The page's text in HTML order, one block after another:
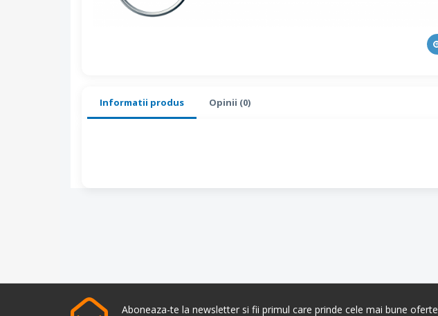
Informatii produs Opinii (0)
Aboneaza-te la newsletter si fii primul care prinde cele mai bune oferte